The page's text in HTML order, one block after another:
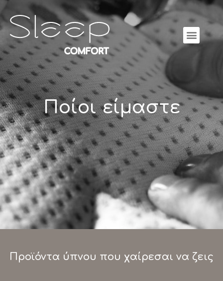
Ποίοι είμαστε
Προϊόντα ύπνου που χαίρεσαι να ζεις